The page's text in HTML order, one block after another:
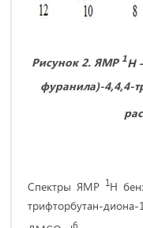
Рисунок 2. ЯМР 1H
фуранила)-4,4,4-
Спектры ЯМР 1H
трифторбутан-
6